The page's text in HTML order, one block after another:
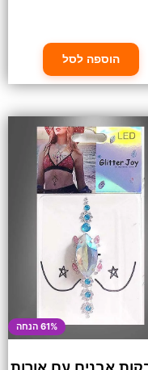
הוספה לסל
61% הנחה